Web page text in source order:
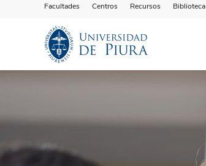
Facultades Centros Recursos Biblioteca